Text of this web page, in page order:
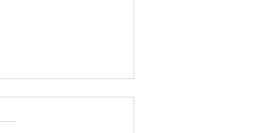
島駅前店 1階 吹き抜け